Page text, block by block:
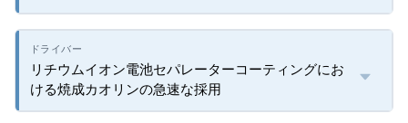
リチウムイオン電池セパレーターコーティングにお
ける焼成カオリンの急速な採用